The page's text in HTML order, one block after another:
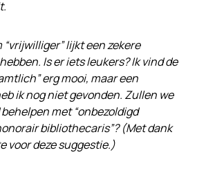
lijkt een zekere
Is er iets leukers? Ik vind de
erg mooi, maar een
ik nog niet gevonden. Zullen we
met “onbezoldigd
bibliothecaris”? (Met dank
voor deze suggestie.)